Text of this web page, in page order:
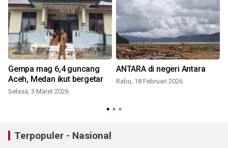
Gempa mag 6,4 guncang
Aceh, Medan ikut bergetar
Selasa, 3 Maret 2026
ANTARA di negeri Antara
Rabu, 18 Februari 2026
Terpopuler - Nasional